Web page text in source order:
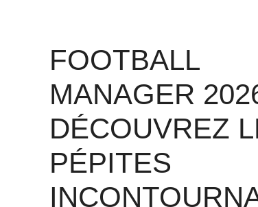
FOOTBALL
MANAGER
DÉCOUVREZ
PÉPITES